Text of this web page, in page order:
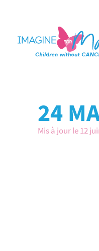
24
Mis à jour le 12